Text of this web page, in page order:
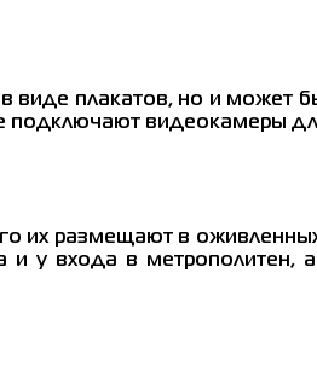
виде плакатов, но и может
видеокамеры
их размещают в
и у входа в метрополитен,